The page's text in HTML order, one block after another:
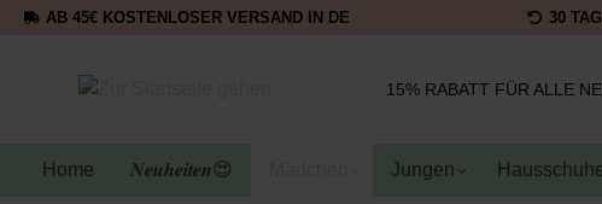
AB 45€ KOSTENLOSER VERSAND IN DE 30
15% RABATT FÜR ALLE
Home 𝑵𝒆𝒖𝒉𝒆𝒊𝒕𝒆𝒏😍 Jungen